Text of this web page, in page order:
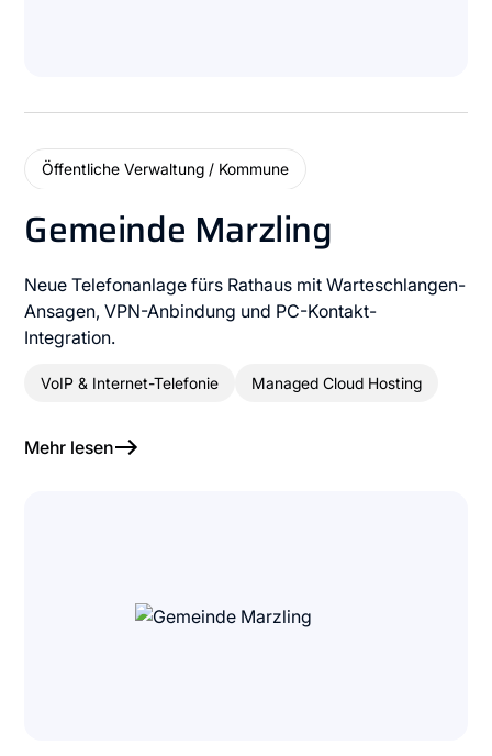
Öffentliche Verwaltung / Kommune
Gemeinde Marzling
Neue Telefonanlage fürs Rathaus mit Warteschlangen-
Ansagen, VPN-Anbindung und PC-Kontakt-
Integration.
VoIP & Internet-Telefonie Managed Cloud Hosting
Mehr lesen